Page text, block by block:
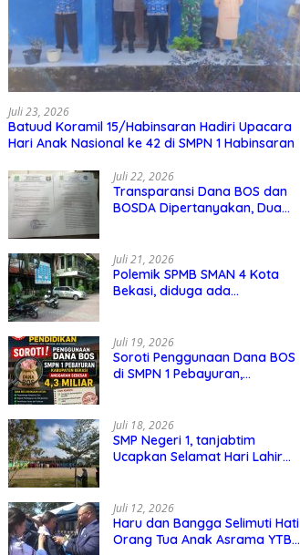
Juli 23, 2026
Batuud Koramil 15/Habinsaran Hadiri Upacara
Hari Anak Nasional ke 42 di SMPN 1 Habinsaran
Juli 22, 2026
Transparansi Dana BOS dan
BOSDA Dipertanyakan, Dua
Informasi ke PPID Dinas
Pendidikan
Juli 21, 2026
Polemik SPMB SMAN 4 Kota
Bekasi, diduga ada
masyarakat
Juli 19, 2026
Soroti Penggunaan Dana BOS
di SMPN 1 Pebayuran,
Juli 18, 2026
SMP Negeri 1, tanjabtim
Ucapkan Selamat Hari Lahir
Juli 12, 2026
Haru dan Bangga Selimuti Hati
Orang Tua Anak Asrama YTBS